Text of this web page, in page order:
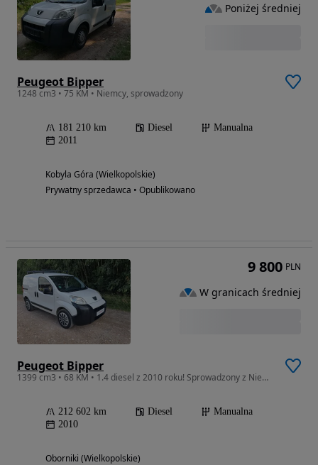
Peugeot Bipper
1248 cm3 • 75 KM • Niemcy, sprowadzony
181 210 km Diesel
Manualna
2011
Kobyla Góra (Wielkopolskie)
Prywatny sprzedawca • Opublikowano
Poniżej średniej
Peugeot Bipper
1399 cm3 • 68 KM • 1.4 diesel z 2010 roku! Sprowadzony z Niemiec, do rejestracji
212 602 km Diesel
Manualna
2010
Oborniki (Wielkopolskie)
9 800 PLN
W granicach średniej